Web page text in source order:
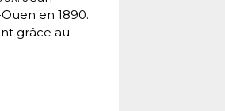
en 1890.
grâce au